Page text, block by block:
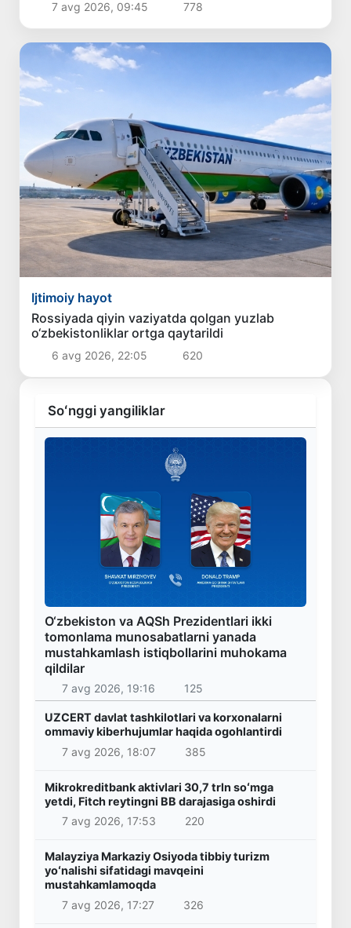
7 avg 2026, 09:45 778
Ijtimoiy hayot
Rossiyada qiyin vaziyatda qolgan yuzlab
o‘zbekistonliklar ortga qaytarildi
6 avg 2026, 22:05 620
Soʻnggi yangiliklar
O‘zbekiston va AQSh Prezidentlari ikki
tomonlama munosabatlarni yanada
mustahkamlash istiqbollarini muhokama
qildilar
7 avg 2026, 19:16 125
UZCERT davlat tashkilotlari va korxonalarni
ommaviy kiberhujumlar haqida ogohlantirdi
7 avg 2026, 18:07
385
Mikrokreditbank aktivlari 30,7 trln soʻmga
yetdi, Fitch reytingni BB darajasiga oshirdi
7 avg 2026, 17:53
220
Malayziya Markaziy Osiyoda tibbiy turizm
yoʻnalishi sifatidagi mavqeini
mustahkamlamoqda
7 avg 2026, 17:27
326